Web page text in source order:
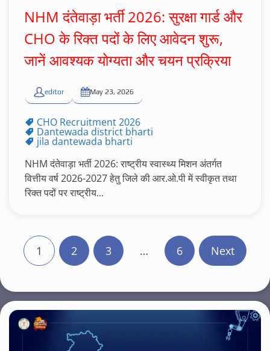
NHM दंतेवाड़ा भर्ती 2026: सुरक्षा गार्ड और
CHO के रिक्त पदों के लिए आवेदन शुरू,
जानें आवश्यक योग्यता और चयन प्रक्रिया
editor May 23, 2026
CHO Recruitment 2026
Dantewada district bharti
jila dantewada bharti
NHM दंतेवाड़ा भर्ती 2026: राष्ट्रीय स्वास्थ्य मिशन अंतर्गत
वित्तीय वर्ष 2026-2027 हेतु जिले की आर.ओ.पी में स्वीकृत तथा
रिक्त पदों पर राष्ट्रीय...
s
t
1 2 3 … 6 Next